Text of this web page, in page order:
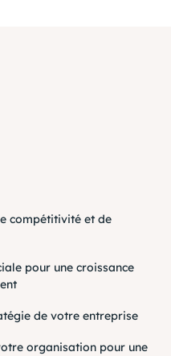
compétitivité et de
pour une croissance
de votre entreprise
organisation pour une